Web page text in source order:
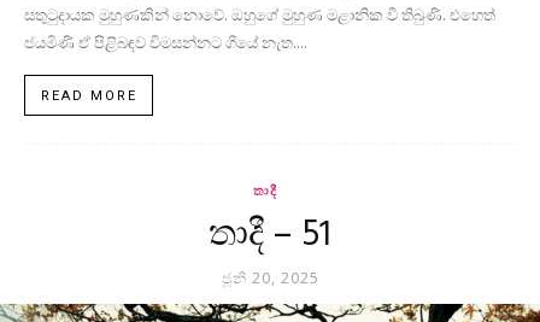
සතුටුදායක මුහුණකින් නොවේ. ඔහුගේ මුහුණ මළානික වී තිබුණි. එහෙත්
ජයමිණි ඒ පිළිබඳව විමසන්නට ගියේ නැත....
READ MORE
තාදී
තාදී – 51
ජූනි 20, 2025